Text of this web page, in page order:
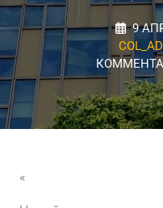
9
«